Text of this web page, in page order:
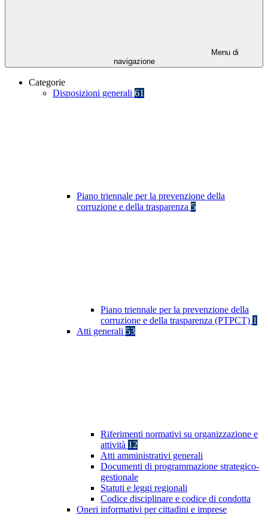
Menu di
navigazione
Categorie
Disposizioni generali 61
Piano triennale per la prevenzione della
corruzione e della trasparenza 5
Piano triennale per la prevenzione della
corruzione e della trasparenza (PTPCT) 1
Atti generali 53
Riferimenti normativi su organizzazione e
attività 12
Atti amministrativi generali
Documenti di programmazione strategico-
gestionale
Statuti e leggi regionali
Codice disciplinare e codice di condotta
Oneri informativi per cittadini e imprese